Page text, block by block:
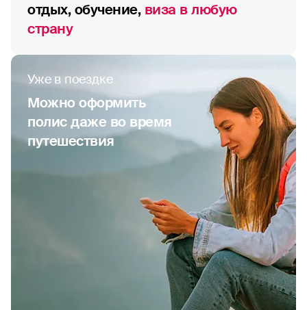
отдых, обучение,виза в любую
страну
Уже в поездке
Можно оформить
полис даже во время
путешествия